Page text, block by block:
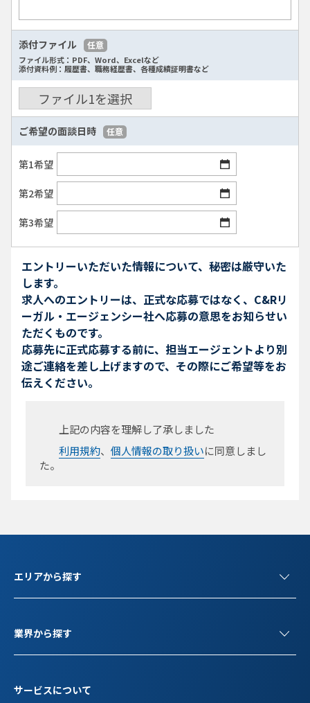
添付ファイル 任意
ファイル形式：PDF、Word、Excelなど
添付資料例：履歴書、職務経歴書、各種成績証明書など
ファイル1を選択
ご希望の面談日時 任意
第1希望
第2希望
第3希望
エントリーいただいた情報について、秘密は厳守いた
します。
求人へのエントリーは、正式な応募ではなく、C&Rリ
ーガル・エージェンシー社へ応募の意思をお知らせい
ただくものです。
応募先に正式応募する前に、担当エージェントより別
途ご連絡を差し上げますので、その際にご希望等をお
伝えください。
上記の内容を理解し了承しました
利用規約、 個人情報の取り扱いに同意しまし
た。
エリアから探す
業界から探す
サービスについて